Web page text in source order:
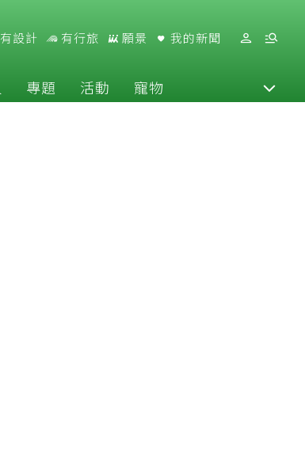
有設計 有行旅 願景 我的新聞
專題 活動 寵物